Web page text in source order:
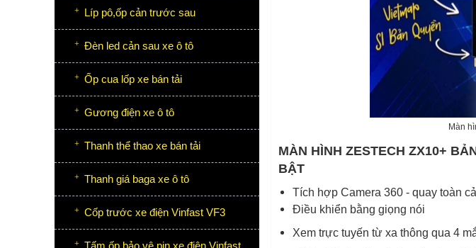
Màn
MÀN HÌNH ZESTECH ZX10+
BẬT
Tích hợp Camera 360 - quay toàn
Điều khiển bằng giọng nói
Xem trực tuyến từ xa thông qua 4
Líp pô,ốp cản trước sau
Đèn led cản sau xe ô tô
Ốp cua lốp xe bán tải
Gương điện xe ô tô
Thanh thể thao xe bán tải
Thanh giá baga xe ô tô
Cốp trước xe điện Vinfast VF3
Tấm ốp bảo vệ pin xe điện Vinfast